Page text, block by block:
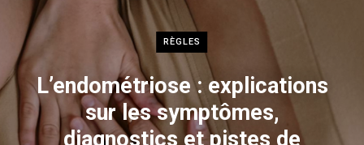
RÈGLES
L’endométriose : explications
sur les symptômes,
diagnostics et pistes de